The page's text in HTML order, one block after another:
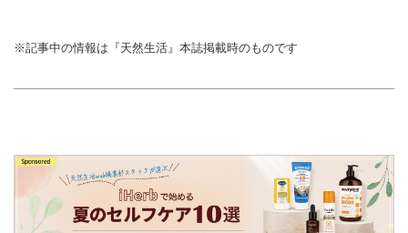
※記事中の情報は『天然生活』本誌掲載時のものです